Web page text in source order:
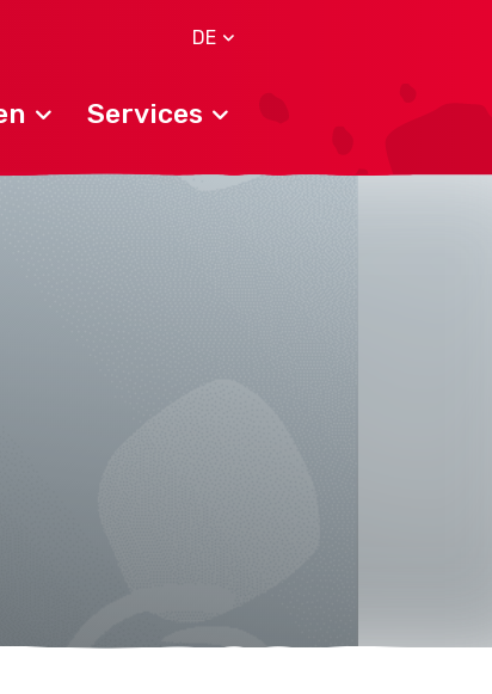
DE
Services